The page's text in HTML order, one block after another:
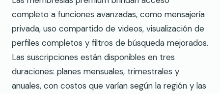
completo a funciones avanzadas, como mensajería
privada, uso compartido de videos, visualización de
perfiles completos y filtros de búsqueda mejorados.
Las suscripciones están disponibles en tres
duraciones: planes mensuales, trimestrales y
anuales, con costos que varían según la región y las